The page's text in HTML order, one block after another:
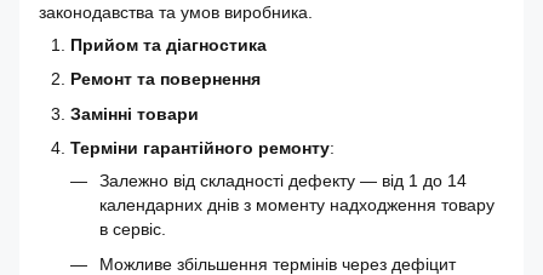
законодавства та умов виробника.
Прийом та діагностика
Ремонт та повернення
Замінні товари
Терміни гарантійного ремонту:
Залежно від складності дефекту — від 1 до 14
календарних днів з моменту надходження товару
в сервіс.
Можливе збільшення термінів через дефіцит